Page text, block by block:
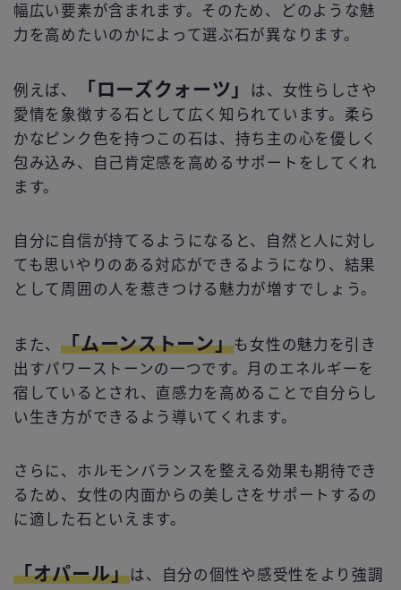
幅広い要素が含まれます。そのため、どのような魅
力を高めたいのかによって選ぶ石が異なります。
例えば、 「ローズクォーツ」
は、女性らしさや
愛情を象徴する石として広く知られています。柔ら
かなピンク色を持つこの石は、持ち主の心を優しく
包み込み、自己肯定感を高めるサポートをしてくれ
ます。
自分に自信が持てるようになると、自然と人に対し
ても思いやりのある対応ができるようになり、結果
として周囲の人を惹きつける魅力が増すでしょう。
また、「ムーンストーン」も女性の魅力を引き
出すパワーストーンの一つです。月のエネルギーを
宿しているとされ、直感力を高めることで自分らし
い生き方ができるよう導いてくれます。
さらに、ホルモンバランスを整える効果も期待でき
るため、女性の内面からの美しさをサポートするの
に適した石といえます。
「オパール」は、自分の個性や感受性をより強調